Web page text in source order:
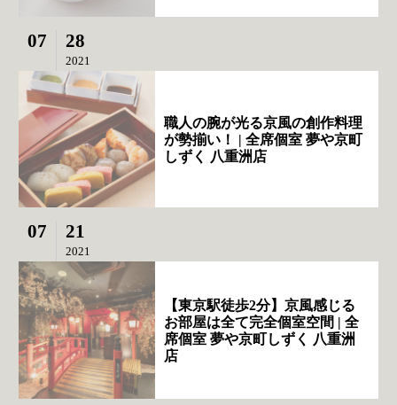
07 28
2021
職人の腕が光る京風の創作料理
が勢揃い！ | 全席個室 夢や京町
しずく 八重洲店
07 21
2021
【東京駅徒歩2分】京風感じる
お部屋は全て完全個室空間 | 全
席個室 夢や京町しずく 八重洲
店